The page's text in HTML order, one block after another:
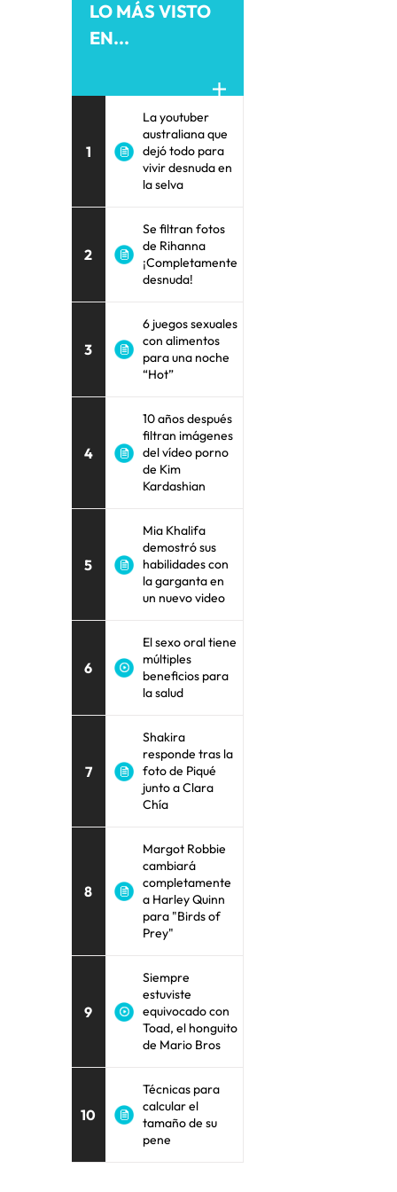
LO MÁS VISTO
EN...
1
La youtuber
australiana que
dejó todo para
vivir desnuda en
la selva
2
Se filtran fotos
de Rihanna
¡Completamente
desnuda!
3
6 juegos sexuales
con alimentos
para una noche
“Hot”
4
10 años después
filtran imágenes
del vídeo porno
de Kim
Kardashian
5
Mia Khalifa
demostró sus
habilidades con
la garganta en
un nuevo video
6
El sexo oral tiene
múltiples
beneficios para
la salud
7
Shakira
responde tras la
foto de Piqué
junto a Clara
Chía
8
Margot Robbie
cambiará
completamente
a Harley Quinn
para "Birds of
Prey"
9
Siempre
estuviste
equivocado con
Toad, el honguito
de Mario Bros
10
Técnicas para
calcular el
tamaño de su
pene